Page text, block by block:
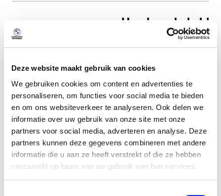
Deze website maakt gebruik van cookies
We gebruiken cookies om content en advertenties te
personaliseren, om functies voor social media te bieden
en om ons websiteverkeer te analyseren. Ook delen we
informatie over uw gebruik van onze site met onze
partners voor social media, adverteren en analyse. Deze
partners kunnen deze gegevens combineren met andere
informatie die u aan ze heeft verstrekt of die ze hebben
verzameld op basis van uw gebruik van hun services.
Handgeschakeld
Omschrijving
Meer weergeven
Alle opties